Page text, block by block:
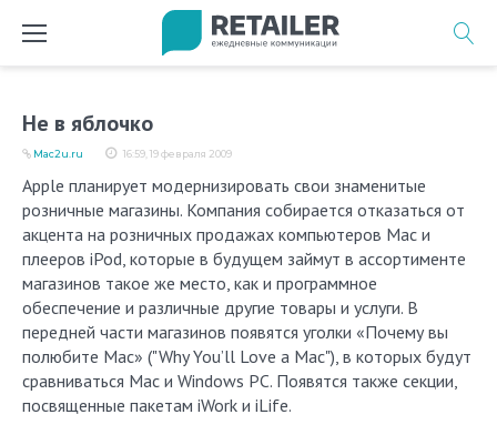
Не в яблочко
16:59, 19 февраля 2009
Mac2u.ru
Apple планирует модернизировать свои знаменитые
розничные магазины. Компания собирается отказаться от
акцента на розничных продажах компьютеров Mac и
плееров iPod, которые в будущем займут в ассортименте
магазинов такое же место, как и программное
обеспечение и различные другие товары и услуги. В
передней части магазинов появятся уголки «Почему вы
полюбите Mac» ("Why You’ll Love a Mac"), в которых будут
сравниваться Mac и Windows PC. Появятся также секции,
посвященные пакетам iWork и iLife.